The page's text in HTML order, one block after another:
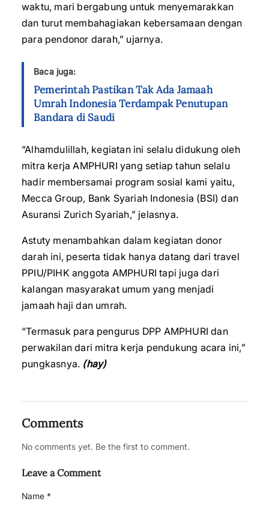
waktu, mari bergabung untuk menyemarakkan
dan turut membahagiakan kebersamaan dengan
para pendonor darah,” ujarnya.
Baca juga:
Pemerintah Pastikan Tak Ada Jamaah
Umrah Indonesia Terdampak Penutupan
Bandara di Saudi
“Alhamdulillah, kegiatan ini selalu didukung oleh
mitra kerja AMPHURI yang setiap tahun selalu
hadir membersamai program sosial kami yaitu,
Mecca Group, Bank Syariah Indonesia (BSI) dan
Asuransi Zurich Syariah,” jelasnya.
Astuty menambahkan dalam kegiatan donor
darah ini, peserta tidak hanya datang dari travel
PPIU/PIHK anggota AMPHURI tapi juga dari
kalangan masyarakat umum yang menjadi
jamaah haji dan umrah.
“Termasuk para pengurus DPP AMPHURI dan
perwakilan dari mitra kerja pendukung acara ini,”
pungkasnya. (hay)
Comments
No comments yet. Be the first to comment.
Leave a Comment
Name *